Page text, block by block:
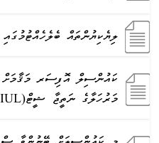
ލިޔެކިޔުންތައް
ކައުންސިލް އޮފިސަރ
މަރުހަލާގެ ނަތީޖާ ޝީޓް(IUL)225-CA/225/2024/69